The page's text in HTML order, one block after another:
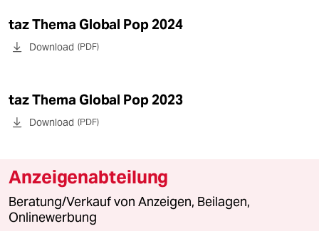
taz Thema Global Pop 2024
Download (PDF)
taz Thema Global Pop 2023
Download (PDF)
Anzeigenabteilung
Beratung/Verkauf von Anzeigen, Beilagen,
Onlinewerbung